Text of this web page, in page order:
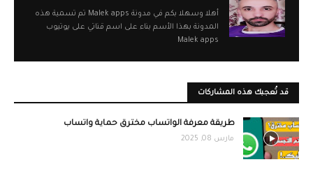
أهلا وسهلا بكم في مدونة Malek apps تم تسمية هذه
المدونة بهذا الأسم بناء على اسم قناتي على يوتيوب
Malek apps
قد تُعجبك هذه المشاركات
طريقة معرفة الواتساب مخترق حماية واتساب
مارس 08, 2025